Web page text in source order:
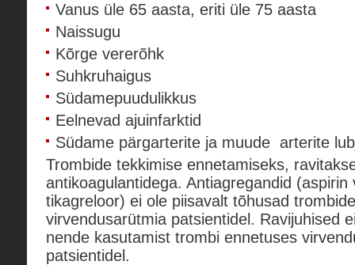
Vanus üle 65 aasta, eriti üle 75 aasta
Naissugu
Kõrge vererõhk
Suhkruhaigus
Südamepuudulikkus
Eelnevad ajuinfarktid
Südame pärgarterite ja muude arterite
Trombide tekkimise ennetamiseks,
antikoagulantidega. Antiagregandid (aspirin
tikagreloor) ei ole piisavalt tõhusad
virvendusarütmia patsientidel. Ravijuhised
nende kasutamist trombi ennetuses
patsientidel.